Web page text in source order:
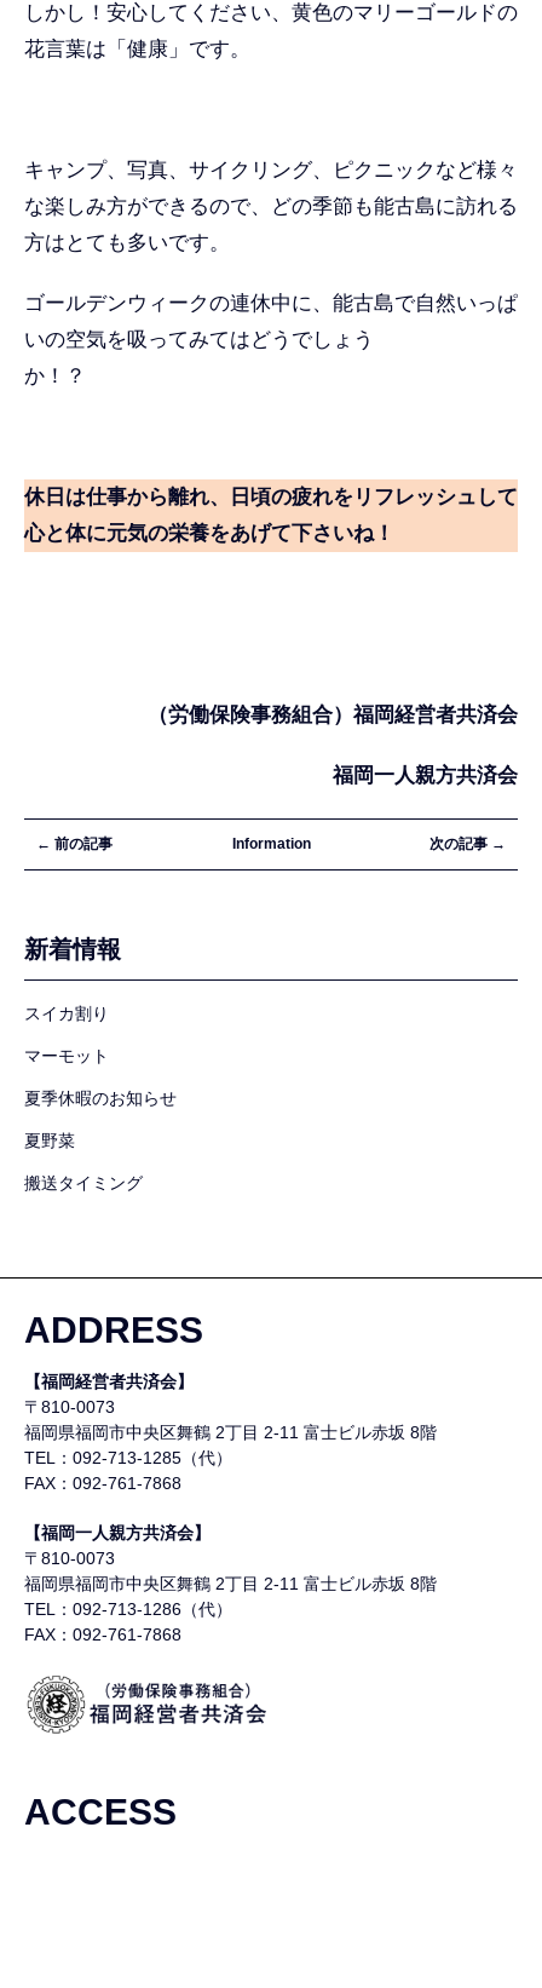
しかし！安心してください、黄色のマリーゴールドの
花言葉は「健康」です。
キャンプ、写真、サイクリング、ピクニックなど様々
な楽しみ方ができるので、どの季節も能古島に訪れる
方はとても多いです。
ゴールデンウィークの連休中に、能古島で自然いっぱ
いの空気を吸ってみてはどうでしょう
か！？
休日は仕事から離れ、日頃の疲れをリフレッシュして
心と体に元気の栄養をあげて下さいね！
（労働保険事務組合）福岡経営者共済会
福岡一人親方共済会
← 前の記事 Information 次の記事 →
新着情報
スイカ割り
マーモット
夏季休暇のお知らせ
夏野菜
搬送タイミング
ADDRESS
【福岡経営者共済会】
〒810-0073
福岡県福岡市中央区舞鶴 2丁目 2-11 富士ビル赤坂 8階
TEL：092-713-1285（代）
FAX：092-761-7868
【福岡一人親方共済会】
〒810-0073
福岡県福岡市中央区舞鶴 2丁目 2-11 富士ビル赤坂 8階
TEL：092-713-1286（代）
FAX：092-761-7868
ACCESS